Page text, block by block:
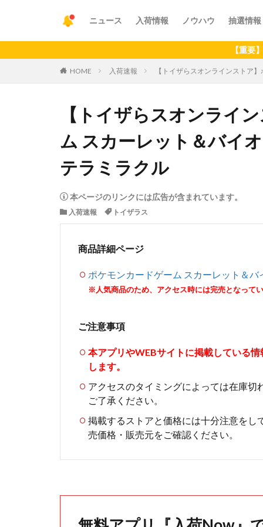
ニュース 入荷情報 ノウハウ 抽選情報
【重要】アプリ
HOME 入荷速報 【トイザらスオンラインストア
【トイザらスオンライ
ム スカーレット＆バイ
テラミラクル
本ページのリンクには広告が含まれています。
入荷速報 トイザラス
商品詳細ページ
ポケモンカードゲーム スカーレット＆
※人気商品のため、アクセス時には完売となって
ご注意事項
本アプリやWEBサイトに掲載している
します。
アクセスのタイミングによっては在庫
ご了承ください。
掲載するストアと価格には十分注意をし
売価格・販売元をご確認ください。